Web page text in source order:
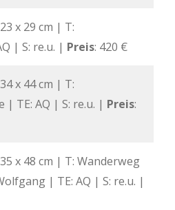
x 29 cm | T:
| S: re.u. | Preis: 420 €
x 44 cm | T:
| TE: AQ | S: re.u. | Preis:
x 48 cm | T: Wanderweg
| TE: AQ | S: re.u. |